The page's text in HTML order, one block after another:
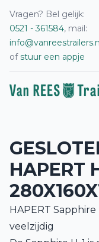
Vragen? Bel gelijk:
0521 - 361584, mail:
ofstuur een appje
HAPERT
HAPERT
veelzijdig